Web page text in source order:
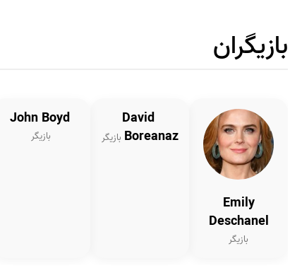
بازیگران
Emily
Deschanel
بازیگر
David
Boreanaz بازیگر
John Boyd
بازیگر